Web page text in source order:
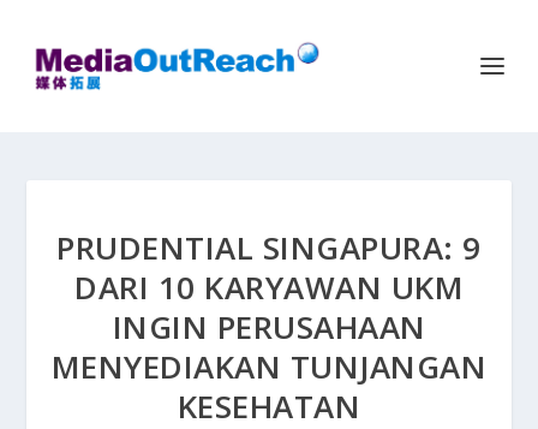
PRUDENTIAL SINGAPURA: 9
DARI 10 KARYAWAN UKM
INGIN PERUSAHAAN
MENYEDIAKAN TUNJANGAN
KESEHATAN